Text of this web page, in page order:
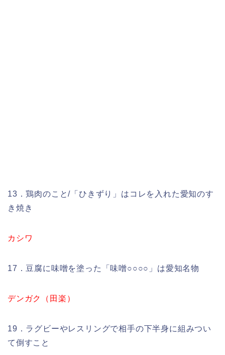
13．鶏肉のこと/「ひきずり」はコレを入れた愛知のす
き焼き
カシワ
17．豆腐に味噌を塗った「味噌○○○○」は愛知名物
デンガク（田楽）
19．ラグビーやレスリングで相手の下半身に組みつい
て倒すこと